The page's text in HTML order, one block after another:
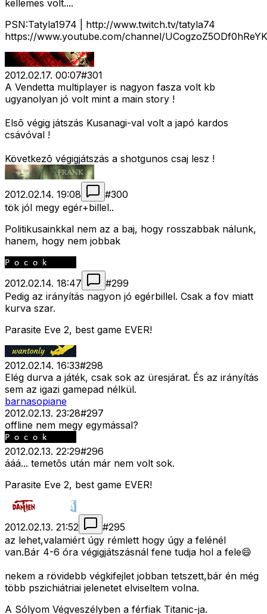
kellemes volt....
PSN:Tatyla1974 | http://www.twitch.tv/tatyla74
https://www.youtube.com/channel/
2012.02.17. 00:07#301
A Vendetta multiplayer is nagyon fasza volt kb
ugyanolyan jó volt mint a main story !
Elsõ végig játszás Kusanagi-val volt a japó kardos
csávóval !
Következõ végigjátszás a shotgunos csaj lesz !
2012.02.14. 19:08 #300
tök jól megy egér+billel..
Politikusainkkal nem az a baj, hogy rosszabbak nálunk,
hanem, hogy nem jobbak
2012.02.14. 18:47 #299
Pedig az irányítás nagyon jó egérbillel. Csak a fov miatt
kurva szar.
Parasite Eve 2, best game EVER!
2012.02.14. 16:33#298
Elég durva a játék, csak sok az üresjárat. És az irányítás
sem az igazi gamepad nélkül.
barnasopiane
2012.02.13. 23:28#297
offline nem megy egymással?
2012.02.13. 22:29#296
ááá... temetõs után már nem volt sok.
Parasite Eve 2, best game EVER!
2012.02.13. 21:52 #295
az lehet,valamiért úgy rémlett hogy úgy a felénél
van.Bár 4-6 óra végigjátszásnál fene tudja hol a fele😄
nekem a rövidebb végkifejlet jobban tetszett,bár én még
több pszichiátriai jelenetet elviseltem volna.
A Sólyom Végveszélyben a férfiak Titanic-ja.